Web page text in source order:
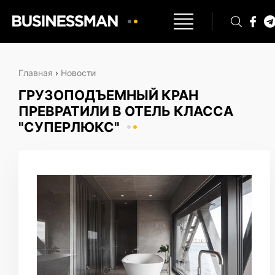
Главная › Новости
ГРУЗОПОДЪЕМНЫЙ КРАН
ПРЕВРАТИЛИ В ОТЕЛЬ КЛАССА
"СУПЕРЛЮКС"